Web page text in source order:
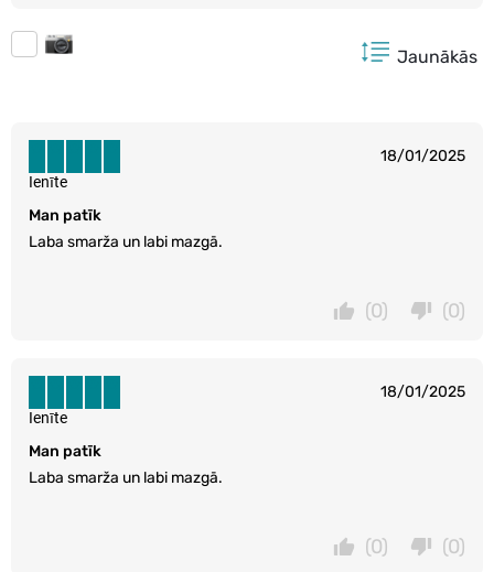
Jaunākās
18/01/2025
Man patīk
Laba smarža un labi mazgā.
Ienīte
(0)
(0)
18/01/2025
Man patīk
Laba smarža un labi mazgā.
Ienīte
(0)
(0)